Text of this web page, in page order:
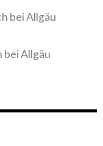
bei Allgäu
bei Allgäu